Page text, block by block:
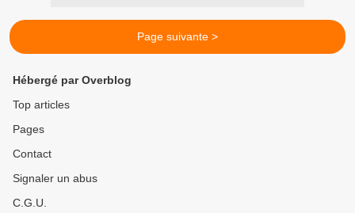
Page suivante >
Hébergé par Overblog
Top articles
Pages
Contact
Signaler un abus
C.G.U.